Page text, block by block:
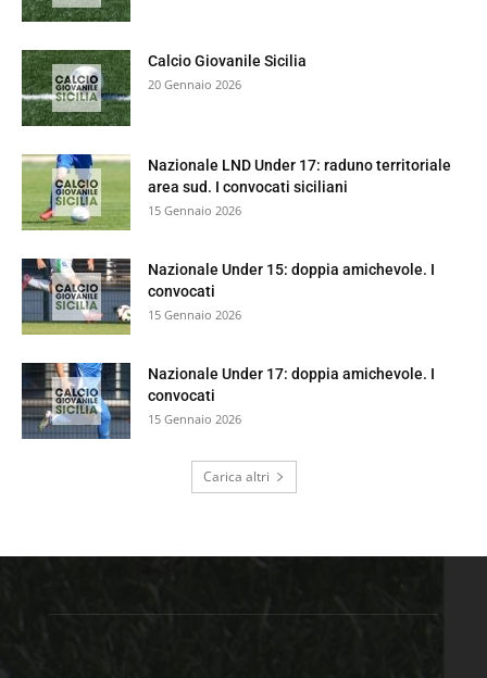
Calcio Giovanile Sicilia
20 Gennaio 2026
Nazionale LND Under 17: raduno territoriale
area sud. I convocati siciliani
15 Gennaio 2026
Nazionale Under 15: doppia amichevole. I
convocati
15 Gennaio 2026
Nazionale Under 17: doppia amichevole. I
convocati
15 Gennaio 2026
Carica altri